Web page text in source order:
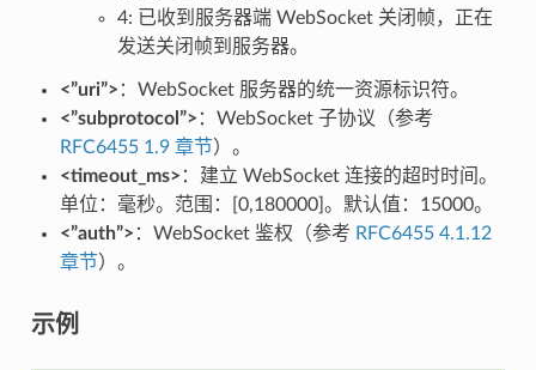
4: 已收到服务器端 WebSocket 关闭帧，正在
发送关闭帧到服务器。
<”uri”> ：WebSocket 服务器的统一资源标识符。
<”subprotocol”> ：WebSocket 子协议（参考
RFC6455 1.9 章节）。
<timeout_ms> ：建立 WebSocket 连接的超时时间。
单位：毫秒。范围：[0,180000]。默认值：15000。
<”auth”> ：WebSocket 鉴权（参考 RFC6455 4.1.12
章节）。
示例